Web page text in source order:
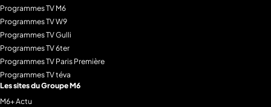
Programmes TV M6
Programmes TV W9
Programmes TV Gulli
Programmes TV 6ter
Programmes TV Paris Première
Programmes TV téva
Les sites du Groupe M6
M6+ Actu